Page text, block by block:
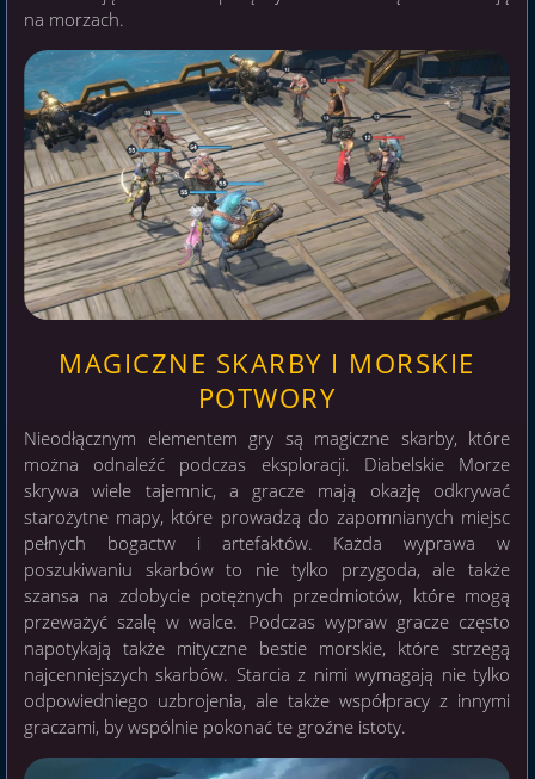
na morzach.
MAGICZNE SKARBY I MORSKIE
POTWORY
Nieodłącznym elementem gry są magiczne skarby, które
można odnaleźć podczas eksploracji. Diabelskie Morze
skrywa wiele tajemnic, a gracze mają okazję odkrywać
starożytne mapy, które prowadzą do zapomnianych miejsc
pełnych bogactw i artefaktów. Każda wyprawa w
poszukiwaniu skarbów to nie tylko przygoda, ale także
szansa na zdobycie potężnych przedmiotów, które mogą
przeważyć szalę w walce. Podczas wypraw gracze często
napotykają także mityczne bestie morskie, które strzegą
najcenniejszych skarbów. Starcia z nimi wymagają nie tylko
odpowiedniego uzbrojenia, ale także współpracy z innymi
graczami, by wspólnie pokonać te groźne istoty.